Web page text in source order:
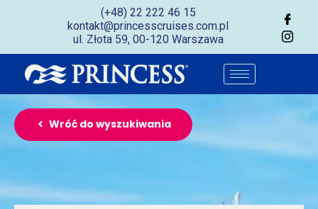
(+48) 22 222 46 15
kontakt@princesscruises.com.pl
ul. Złota 59, 00-120 Warszawa
Wróć do wyszukiwania